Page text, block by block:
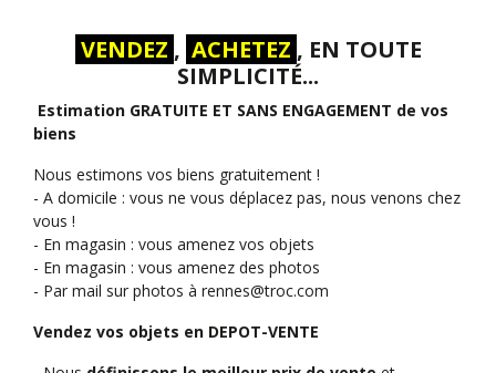
VENDEZ , ACHETEZ , EN TOUTE
SIMPLICITÉ...
Estimation GRATUITE ET SANS ENGAGEMENT de vos
biens
Nous estimons vos biens gratuitement !
- A domicile : vous ne vous déplacez pas, nous venons chez
vous !
- En magasin : vous amenez vos objets
- En magasin : vous amenez des photos
- Par mail sur photos à rennes@troc.com
Vendez vos objets en DEPOT-VENTE